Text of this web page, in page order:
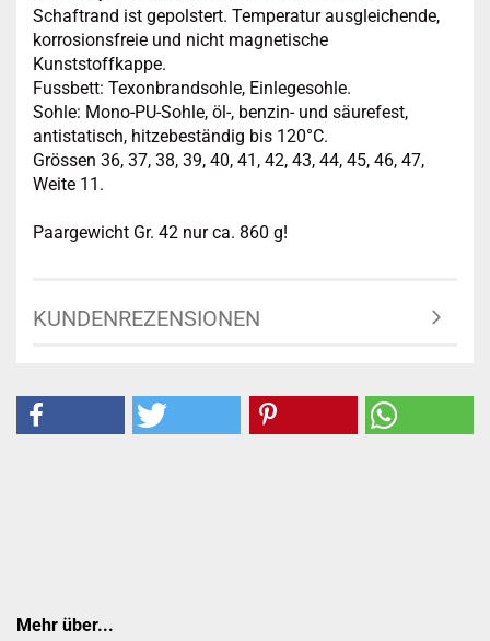
Schaftrand ist gepolstert. Temperatur ausgleichende,
korrosionsfreie und nicht magnetische
Kunststoffkappe.
Fussbett: Texonbrandsohle, Einlegesohle.
Sohle: Mono-PU-Sohle, öl-, benzin- und säurefest,
antistatisch, hitzebeständig bis 120°C.
Grössen 36, 37, 38, 39, 40, 41, 42, 43, 44, 45, 46, 47,
Weite 11.
Paargewicht Gr. 42 nur ca. 860 g!
KUNDENREZENSIONEN
Mehr über...